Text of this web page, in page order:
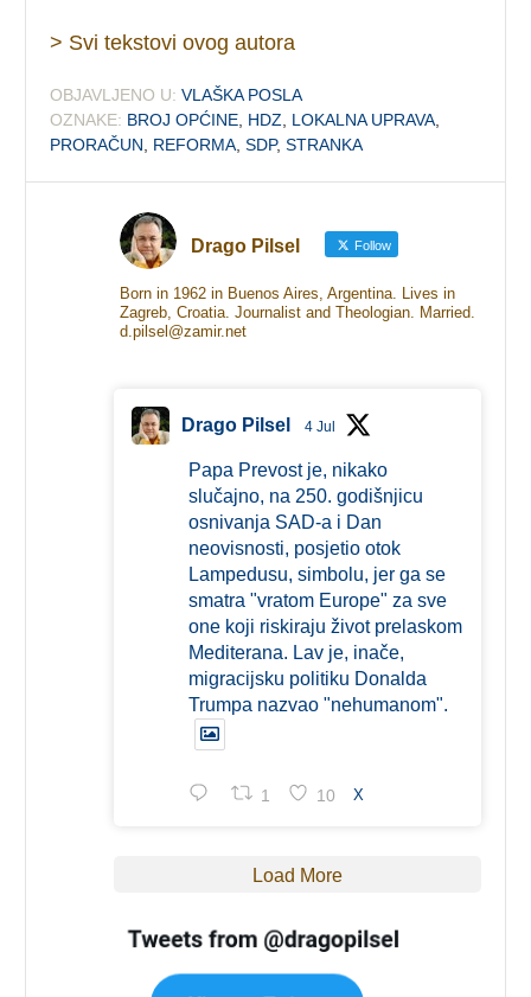
> Svi tekstovi ovog autora
OBJAVLJENO U: VLAŠKA POSLA
OZNAKE: BROJ OPĆINE HDZ LOKALNA UPRAVA
PRORAČUN
REFORMA ,SDP,STRANKA
Drago Pilsel Follow
Born in 1962 in Buenos Aires, Argentina. Lives in
Zagreb, Croatia. Journalist and Theologian. Married.
d.pilsel@zamir.net
Drago Pilsel 4 Jul
Papa Prevost je, nikako
slučajno, na 250. godišnjicu
osnivanja SAD-a i Dan
neovisnosti, posjetio otok
Lampedusu, simbolu, jer ga se
smatra "vratom Europe" za sve
one koji riskiraju život prelaskom
Mediterana. Lav je, inače,
migracijsku politiku Donalda
Trumpa nazvao "nehumanom".
1 10 X
Load More